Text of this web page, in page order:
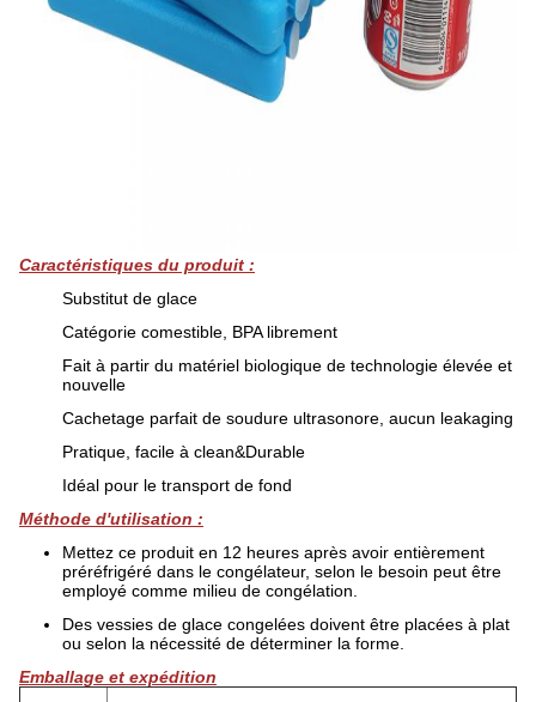
Caractéristiques du produit :
Substitut de glace
Catégorie comestible, BPA librement
Fait à partir du matériel biologique de technologie élevée et
nouvelle
Cachetage parfait de soudure ultrasonore, aucun leakaging
Pratique, facile à clean&Durable
Idéal pour le transport de fond
Méthode d'utilisation :
Mettez ce produit en 12 heures après avoir entièrement
préréfrigéré dans le congélateur, selon le besoin peut être
employé comme milieu de congélation.
Des vessies de glace congelées doivent être placées à plat
ou selon la nécessité de déterminer la forme.
Emballage et expédition